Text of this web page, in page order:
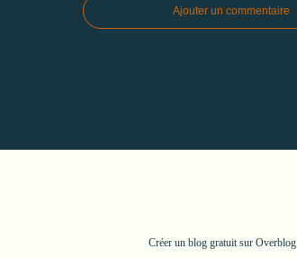
Ajouter un commentaire
Créer un blog gratuit sur Overblog